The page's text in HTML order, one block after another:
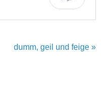
dumm, geil und feige »